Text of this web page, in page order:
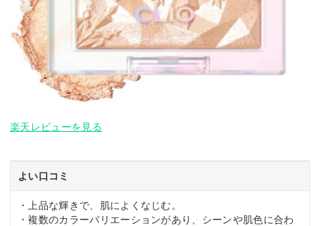
楽天レビューを見る
よい口コミ
・上品な輝きで、肌によくなじむ。
・複数のカラーバリエーションがあり、シーンや肌色に合わ